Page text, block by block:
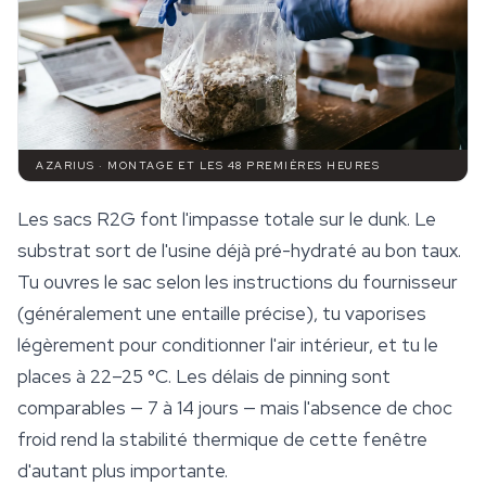
AZARIUS · MONTAGE ET LES 48 PREMIÈRES HEURES
Les sacs R2G font l'impasse totale sur le dunk. Le
substrat sort de l'usine déjà pré-hydraté au bon taux.
Tu ouvres le sac selon les instructions du fournisseur
(généralement une entaille précise), tu vaporises
légèrement pour conditionner l'air intérieur, et tu le
places à 22–25 °C. Les délais de pinning sont
comparables — 7 à 14 jours — mais l'absence de choc
froid rend la stabilité thermique de cette fenêtre
d'autant plus importante.